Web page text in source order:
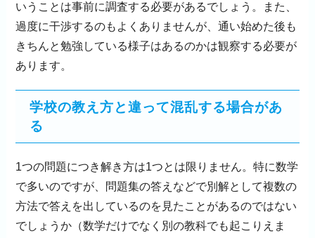
いうことは事前に調査する必要があるでしょう。また、
過度に干渉するのもよくありませんが、通い始めた後も
きちんと勉強している様子はあるのかは観察する必要が
あります。
学校の教え方と違って混乱する場合があ
る
1つの問題につき解き方は1つとは限りません。特に数学
で多いのですが、問題集の答えなどで別解として複数の
方法で答えを出しているのを見たことがあるのではない
でしょうか（数学だけでなく別の教科でも起こりえま